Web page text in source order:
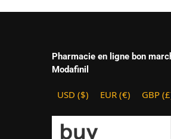
Pharmacie en ligne bon
Modafinil
USD ($) EUR (€) GBP